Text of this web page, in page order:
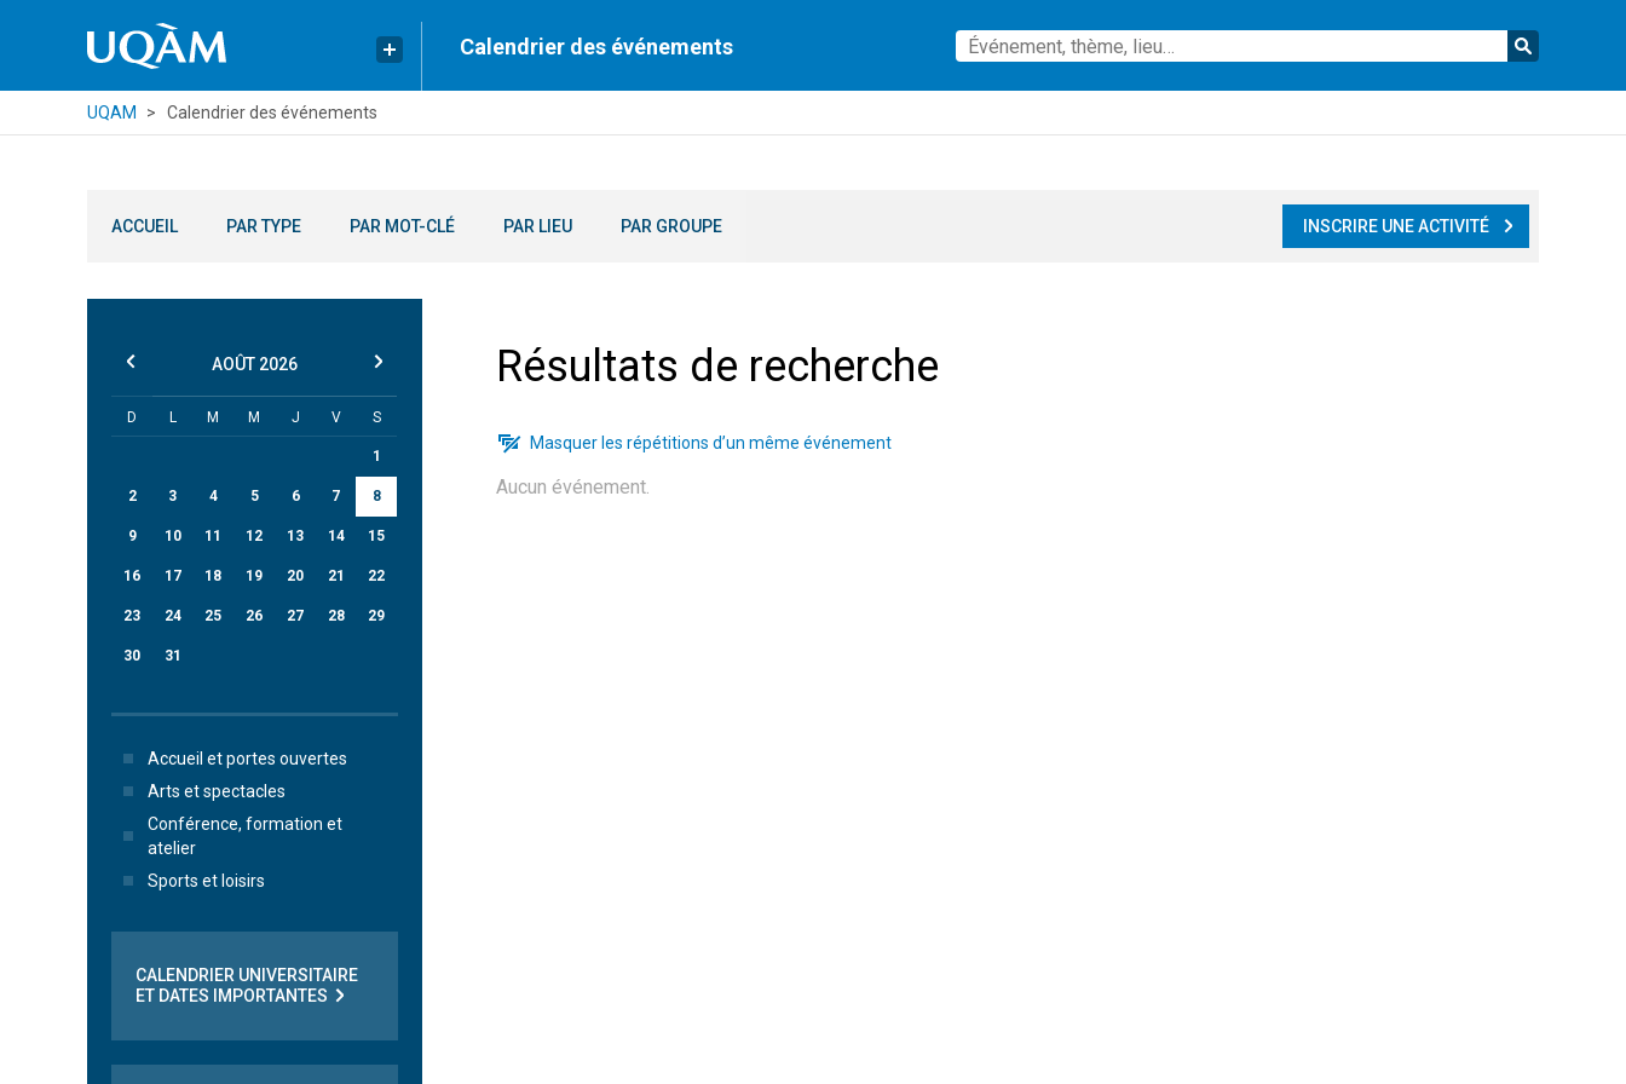
Calendrier des événements
UQAM Calendrier des événements
ACCUEIL PAR TYPE PAR MOT-CLÉ PAR LIEU PAR GROUPE INSCRIRE UNE ACTIVITÉ
Résultats de recherche
Masquer les répétitions d’un même événement
Aucun événement.
AOÛT 2026
D L M M J V S
1
2 3 4 5 6 7 8
9 10 11 12 13 14 15
16 17 18 19 20 21 22
23 24 25 26 27 28 29
30 31
Accueil et portes ouvertes
Arts et spectacles
Conférence, formation et
atelier
Sports et loisirs
CALENDRIER UNIVERSITAIRE
ET DATES IMPORTANTES